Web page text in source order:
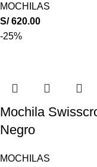
MOCHILAS
S/620.00
-25%
Mochila
Negro
MOCHILAS